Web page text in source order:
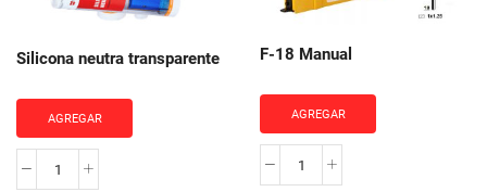
Silicona neutra transparente
AGREGAR
Silicona
F-18 Manual
AGREGAR
F-